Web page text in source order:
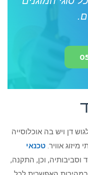
דן ויש בה אוכלוסייה
אוויר. טכנאי
וסביבותיה, וכן, התקנה,